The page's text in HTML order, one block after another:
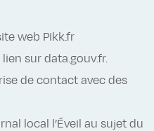
web Pikk.fr
sur data.gouv.fr.
de contact avec des
local l’Éveil au sujet du